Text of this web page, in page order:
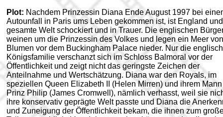
Plot: Nachdem Prinzessin Diana Ende August 1997 bei
Autounfall in Paris ums Leben gekommen ist, ist England
gesamte Welt schockiert und in Trauer. Die englischen
weinen um die Prinzessin des Volkes und legen ein Meer von
Blumen vor dem Buckingham Palace nieder. Nur die
Königsfamilie verschanzt sich im Schloss Balmoral vor der
Öffentlichkeit und zeigt nicht das geringste Zeichen der
Anteilnahme und Wertschätzung. Diana war den Royals, im
speziellen Queen Elizabeth II (Helen Mirren) und ihrem Mann
Prinz Philip (James Cromwell), nämlich verhasst, weil sie
ihre konservativ geprägte Welt passte und Diana die
und Zuneigung der Öffentlichkeit bekam, die ihnen zum